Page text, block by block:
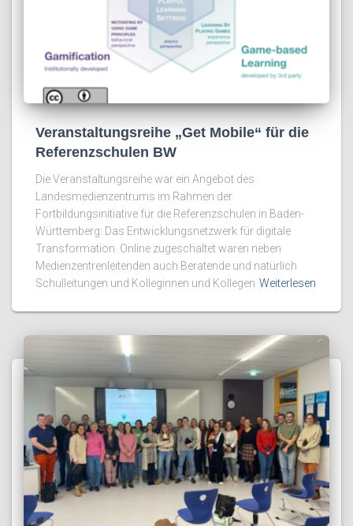
Veranstaltungsreihe „Get Mobile“ für die
Referenzschulen BW
Die Veranstaltungsreihe war ein Angebot des
Landesmedienzentrums im Rahmen der
Fortbildungsinitiative für die Referenzschulen in Baden-
Württemberg: Das Entwicklungsnetzwerk für digitale
Transformation. Online zugeschaltet waren neben
Medienzentrenleitenden auch Beratende und natürlich
Schulleitungen und Kolleginnen und Kollegen Weiterlesen